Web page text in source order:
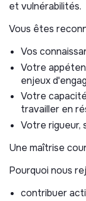
Élaborer la
de co-
(fondations
personnes
Structurer et
démarche
cohérence,
Mettre en
(théorie du
bénévoles)
Définir et
Animer une
et vulnérabilités.
Vous êtes
Vos
Votre
enjeux
Votre
travailler en
Votre rigueur,
Une maîtrise
Pourquoi nous
contribuer